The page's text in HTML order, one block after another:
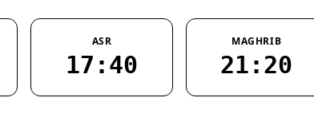
ASR
17:40
MAGHRIB
21:20